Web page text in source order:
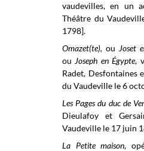
vaudevilles, en un
Théâtre du
1798].
Omazet(te), ou Joset
ou Joseph enÉgypte,
Radet, Desfontaines
du Vaudeville le 6
Les Pages du duc de
Dieulafoy et
Vaudeville le 17 juin
La Petite maison,